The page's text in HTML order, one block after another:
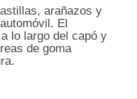
arañazos y
El
lo largo del capó y
de goma